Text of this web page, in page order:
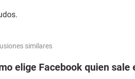
similares
elige Facebook quien